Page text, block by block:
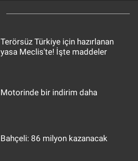
Terörsüz Türkiye için hazırlanan
yasa Meclis'te! İşte maddeler
Motorinde bir indirim daha
Bahçeli: 86 milyon kazanacak